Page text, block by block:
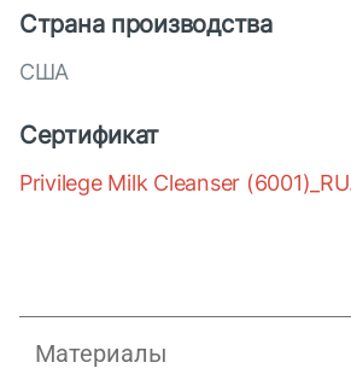
Страна производства
США
Сертификат
Privilege Milk Cleanser
Материалы